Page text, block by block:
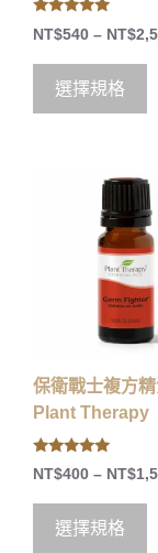
5.00
out of 5
NT$540 – NT$
選擇規格
保衛戰士複方精
Plant Therapy
5.00
out of 5
NT$400 – NT$
選擇規格